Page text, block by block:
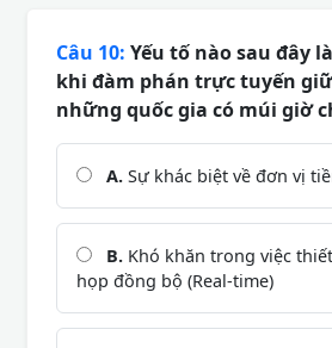
Câu 10: Yếu tố nào sau đây
khi đàm phán trực tuyến
những quốc gia có múi giờ
A. Sự khác biệt về đơn vị
B. Khó khăn trong việc
họp đồng bộ (Real-time)